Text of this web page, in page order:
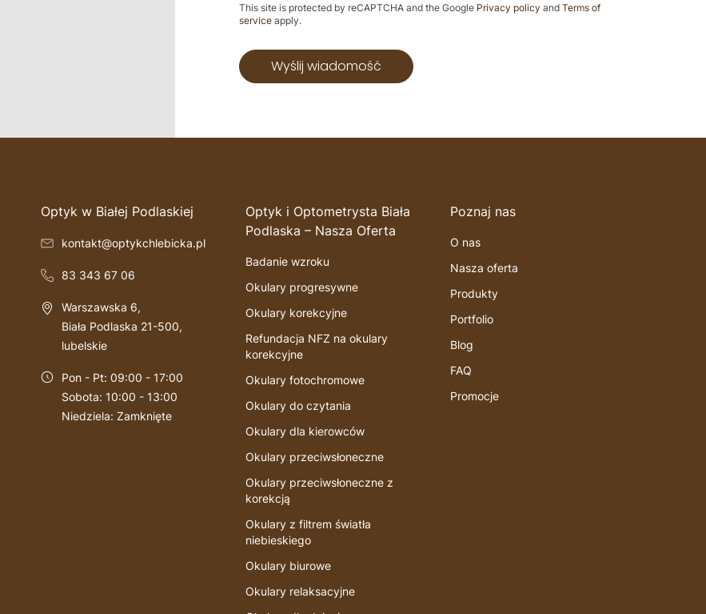
This site is protected by reCAPTCHA and the Google Privacy policy andTerms of
service apply.
Wyślij wiadomość
Optyk w Białej Podlaskiej
kontakt@optykchlebicka.pl
83 343 67 06
Warszawska 6,
Biała Podlaska 21-500,
lubelskie
Pon - Pt: 09:00 - 17:00
Sobota: 10:00 - 13:00
Niedziela: Zamknięte
Optyk i Optometrysta Biała
Podlaska – Nasza Oferta
Badanie wzroku
Okulary progresywne
Okulary korekcyjne
Refundacja NFZ na okulary
korekcyjne
Okulary fotochromowe
Okulary do czytania
Okulary dla kierowców
Okulary przeciwsłoneczne
Okulary przeciwsłoneczne z
korekcją
Okulary z filtrem światła
niebieskiego
Okulary biurowe
Okulary relaksacyjne
Poznaj nas
O nas
Nasza oferta
Produkty
Portfolio
Blog
FAQ
Promocje